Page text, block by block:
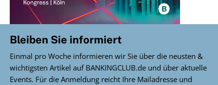
Bleiben Sie informiert
Einmal pro Woche informieren wir Sie über die neusten &
wichtigsten Artikel auf BANKINGCLUB.de und über aktuelle
Events. Für die Anmeldung reicht Ihre Mailadresse und